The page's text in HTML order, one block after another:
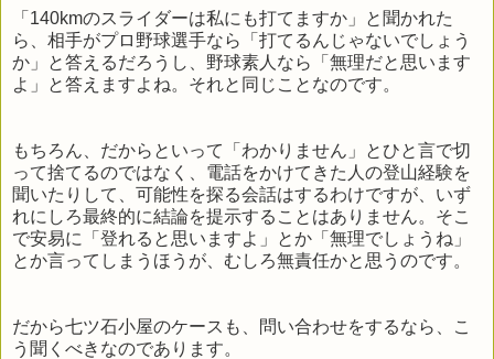
「140kmのスライダーは私にも打てますか」と聞かれた
ら、相手がプロ野球選手なら「打てるんじゃないでしょう
か」と答えるだろうし、野球素人なら「無理だと思います
よ」と答えますよね。それと同じことなのです。
もちろん、だからといって「わかりません」とひと言で切
って捨てるのではなく、電話をかけてきた人の登山経験を
聞いたりして、可能性を探る会話はするわけですが、いず
れにしろ最終的に結論を提示することはありません。そこ
で安易に「登れると思いますよ」とか「無理でしょうね」
とか言ってしまうほうが、むしろ無責任かと思うのです。
だから七ツ石小屋のケースも、問い合わせをするなら、こ
う聞くべきなのであります。